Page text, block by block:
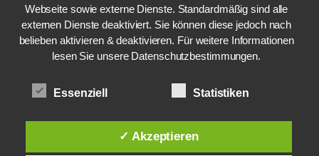
Webseite sowie externe Dienste. Standardmäßig sind alle
externen Dienste deaktiviert. Sie können diese jedoch nach
belieben aktivieren & deaktivieren. Für weitere Informationen
lesen Sie unsere Datenschutzbestimmungen.
Essenziell Statistiken
✓ Akzeptieren